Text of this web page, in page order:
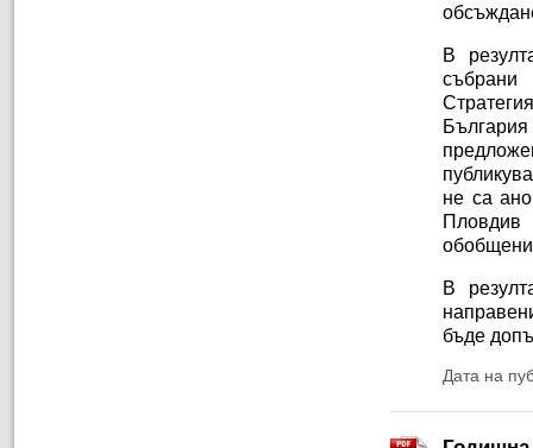
В
не са
Пловдив
В
бъде
Дата на